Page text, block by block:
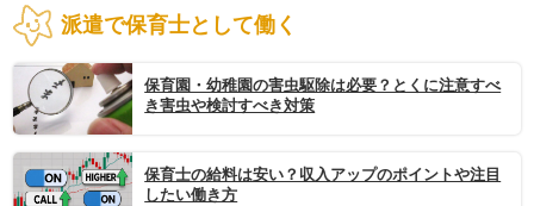
派遣で保育士として働く
保育園・幼稚園の害虫駆除は必要？とくに注意すべ
き害虫や検討すべき対策
保育士の給料は安い？収入アップのポイントや注目
したい働き方